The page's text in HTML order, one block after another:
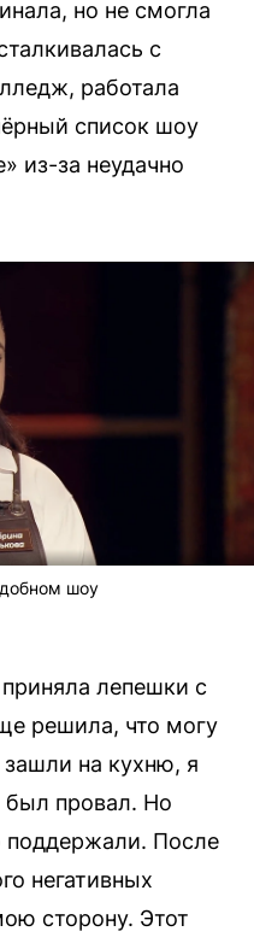
но не смогла
с
работала
список шоу
из-за неудачно
шоу
лепешки с
решила, что могу
зашли на кухню, я
был провал. Но
После
негативных
сторону. Этот